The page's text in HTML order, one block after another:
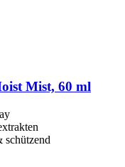
Mist, 60 ml
schützend